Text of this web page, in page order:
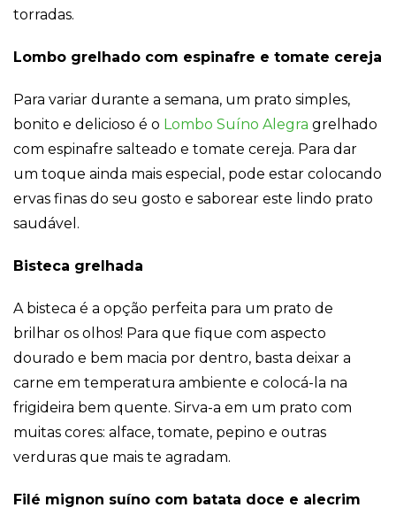
torradas.
Lombo grelhado com espinafre e tomate cereja
Para variar durante a semana, um prato simples,
bonito e delicioso é o Lombo Suíno Alegra grelhado
com espinafre salteado e tomate cereja. Para dar
um toque ainda mais especial, pode estar colocando
ervas finas do seu gosto e saborear este lindo prato
saudável.
Bisteca grelhada
A bisteca é a opção perfeita para um prato de
brilhar os olhos! Para que fique com aspecto
dourado e bem macia por dentro, basta deixar a
carne em temperatura ambiente e colocá-la na
frigideira bem quente. Sirva-a em um prato com
muitas cores: alface, tomate, pepino e outras
verduras que mais te agradam.
Filé mignon suíno com batata doce e alecrim
Eu aceito
Cookies de
Ao compartilhar
seus interesses e
ao visitar nosso